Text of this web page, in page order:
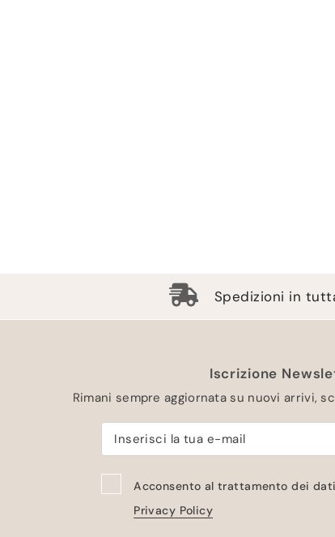
Spedizioni in
Iscrizione
Rimani sempre aggiornata su nuovi arrivi,
Acconsento al trattamento dei
Privacy Policy